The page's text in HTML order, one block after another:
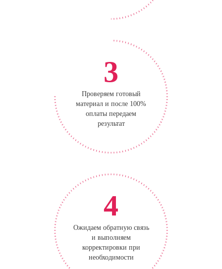
3
Проверяем готовый
материал и после 100%
оплаты передаем
результат
4
Ожидаем обратную связь
и выполняем
корректировки при
необходимости